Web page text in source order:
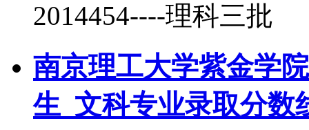
2014454----理科三批
南京理工大学紫金学
生_文科专业录取分数